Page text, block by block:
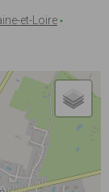
et-Loire